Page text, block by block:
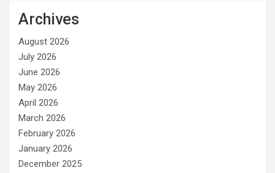
Archives
August 2026
July 2026
June 2026
May 2026
April 2026
March 2026
February 2026
January 2026
December 2025